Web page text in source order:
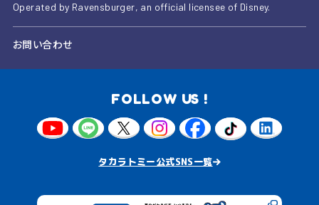
Operated by Ravensburger, an official licensee of Disney.
お問い合わせ
FOLLOW US !
タカラトミー公式SNS一覧